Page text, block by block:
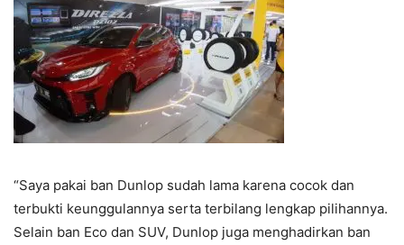
“Saya pakai ban Dunlop sudah lama karena cocok dan
terbukti keunggulannya serta terbilang lengkap pilihannya.
Selain ban Eco dan SUV, Dunlop juga menghadirkan ban